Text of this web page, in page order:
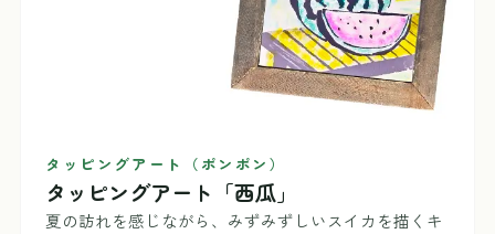
タッピングアート（ポンポン）
タッピングアート「西瓜」
夏の訪れを感じながら、みずみずしいスイカを描くキ